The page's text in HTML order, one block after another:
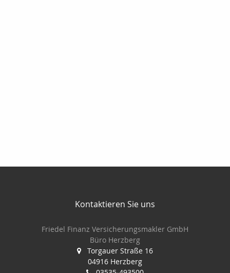
Kontaktieren Sie uns
Friedel Finanz Versicherungsmakler GmbH
Büro Herzberg
Torgauer Straße 16
04916 Herzberg